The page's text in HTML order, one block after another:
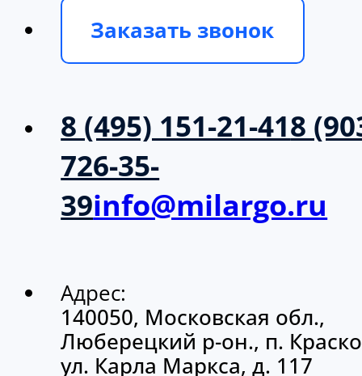
Заказать звонок
8 (495) 151-21-418
726-35-
39info@milargo.ru
Адрес:
140050, Московская обл.,
Люберецкий р-он., п.
ул. Карла Маркса, д. 117